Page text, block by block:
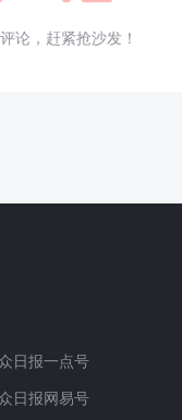
论，赶紧抢沙发！
日报一点号
日报网易号